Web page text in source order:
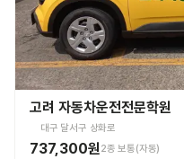
고려 자동차운전전문학원
대구 달서구 상화로
737,300원2종 보통(자동)